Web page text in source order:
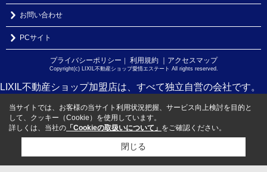
お問い合わせ
PCサイト
プライバシーポリシー ｜ 利用規約 ｜アクセスマップ
Copyright(c) LIXIL不動産ショップ愛情エステート All rights reserved.
LIXIL不動産ショップ加盟店は、すべて独立自営の会社です。
当サイトでは、お客様の当サイト利用状況把握、サービス向上検討を目的と
して、クッキー（Cookie）を使用しています。
詳しくは、当社の 「Cookieの取扱いについて」 をご確認ください。
閉じる